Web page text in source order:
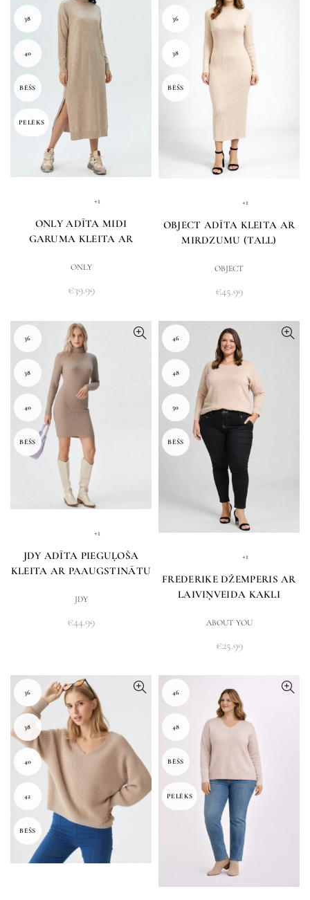
38
40
BĒŠS
PELĒKS
+1
ONLY ADĪTA MIDI
GARUMA KLEITA AR
ONLY
€39.99
36
38
BĒŠS
+1
OBJECT ADĪTA KLEITA AR
MIRDZUMU (TALL)
OBJECT
€45.99
36
38
40
BĒŠS
+1
JDY ADĪTA PIEGUĻOŠA
KLEITA AR PAAUGSTINĀTU
JDY
€44.99
46
48
50
BĒŠS
+1
FREDERIKE DŽEMPERIS AR
LAIVIŅVEIDA KAKLI
ABOUT YOU
€25.99
36
38
40
42
BĒŠS
46
48
BĒŠS
PELĒKS